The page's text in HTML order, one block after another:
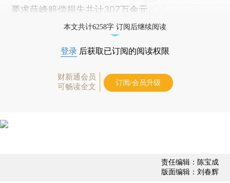
要求薛峰赔偿损失共计307万余元。
本文共计6258字 订阅后继续阅读
登录 后获取已订阅的阅读权限
财新通会员
可畅读全文
订阅/会员升级
责任编辑：陈宝成
版面编辑：刘春辉